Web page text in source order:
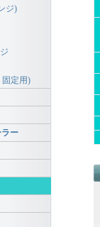
ジ)
固定用)
ー